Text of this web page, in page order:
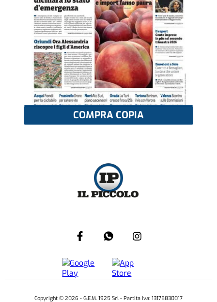
COMPRA COPIA
Copyright © 2026 - G.E.M. 1925 Srl - Partita iva: 13178830017